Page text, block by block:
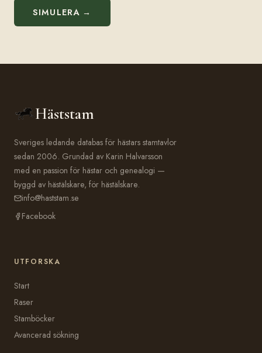
SIMULERA →
Häststam
Sveriges ledande databas för hästars stamtavlor
sedan 2006. Grundad av Karin Halvarsson
med en passion för hästar och genealogi —
byggd av hästälskare, för hästälskare.
info@haststam.se
Facebook
UTFORSKA
Start
Raser
Stamböcker
Avancerad sökning